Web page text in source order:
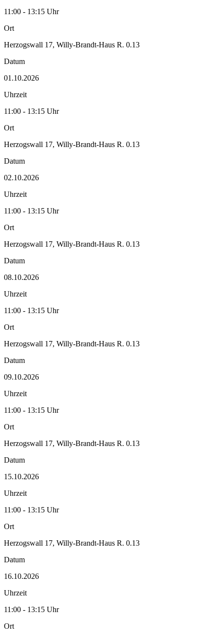
11:00 - 13:15 Uhr
Ort
Herzogswall 17, Willy-Brandt-Haus R. 0.13
Datum
01.10.2026
Uhrzeit
11:00 - 13:15 Uhr
Ort
Herzogswall 17, Willy-Brandt-Haus R. 0.13
Datum
02.10.2026
Uhrzeit
11:00 - 13:15 Uhr
Ort
Herzogswall 17, Willy-Brandt-Haus R. 0.13
Datum
08.10.2026
Uhrzeit
11:00 - 13:15 Uhr
Ort
Herzogswall 17, Willy-Brandt-Haus R. 0.13
Datum
09.10.2026
Uhrzeit
11:00 - 13:15 Uhr
Ort
Herzogswall 17, Willy-Brandt-Haus R. 0.13
Datum
15.10.2026
Uhrzeit
11:00 - 13:15 Uhr
Ort
Herzogswall 17, Willy-Brandt-Haus R. 0.13
Datum
16.10.2026
Uhrzeit
11:00 - 13:15 Uhr
Ort